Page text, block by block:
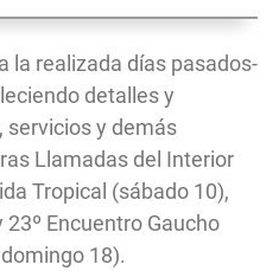
la realizada días pasados-
detalles y
servicios y demás
Llamadas del Interior
Tropical (sábado 10),
Encuentro Gaucho
18).